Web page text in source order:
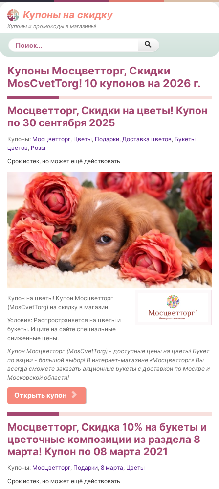
Купоны на скидку
Купоны и промокоды в магазины!
Поиск
Купоны Мосцветторг, Скидки
MosCvetTorg! 10 купонов на 2026 г.
Мосцветторг, Скидки на цветы! Купон
по 30 сентября 2025
Купоны: Мосцветторг, Цветы, Подарки, Доставка цветов, Букеты
цветов, Розы
Срок истек, но может ещё действовать
Купон на цветы! Купон Мосцветторг
(MosCvetTorg) на скидку в магазин.
Условия: Распространяется на цветы и
букеты. Ищите на сайте специальные
сниженные цены.
Купон Мосцветторг (MosCvetTorg) - доступные цены на цветы! Букет
по акции - большой выбор! В интернет-магазине «Мосцветторг» Вы
всегда сможете заказать акционные букеты с доставкой по Москве и
Московской области!
Открыть купон
Мосцветторг, Скидка 10% на букеты и
цветочные композиции из раздела 8
марта! Купон по 08 марта 2021
Купоны: Мосцветторг Подарки 8 марта Цветы
Срок истек, но может ещё действовать